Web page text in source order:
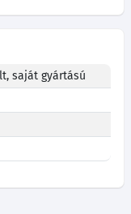
saját gyártású